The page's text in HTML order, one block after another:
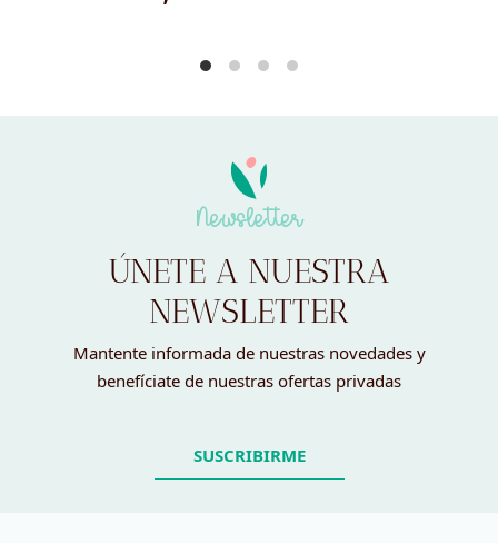
Newsletter
ÚNETE A NUESTRA
NEWSLETTER
Mantente informada de nuestras novedades y
benefíciate de nuestras ofertas privadas
SUSCRIBIRME